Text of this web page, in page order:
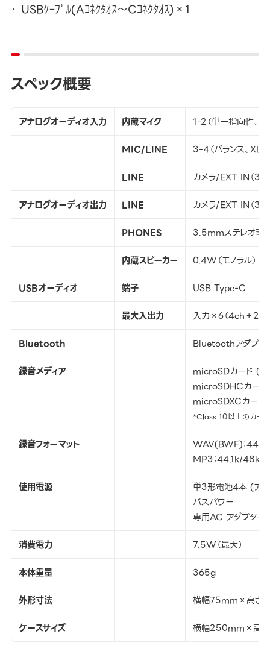
USBｹｰﾌﾞﾙ(Aｺﾈｸﾀｵｽ～Cｺﾈｸﾀｵｽ)×1
スペック概要
アナログオーディオ入力 内蔵マイク
1-2（単一指向性、ス
MIC/LINE
3-4（バランス、XLR
LINE
カメラ/EXT IN（
アナログオーディオ出力
LINE
カメラ/EXT IN（
PHONES
3.5mmステレオミ
内蔵スピーカー
0.4W（モノラル）
USBオーディオ 端子
USB Type-C
最大入出力
入力×6（4ch＋
Bluetooth
Bluetoothアダプタ
録音メディア
microSDカード
microSDHCカー
microSDXCカー
*Class 10以上のカー
録音フォーマット
WAV(BWF)：
MP3：44.1k/
使用電源
単3形電池4本 (アル
バスパワー
専用AC アダプタ
消費電力
7.5W（最大）
本体重量
365g
外形寸法
横幅75mm×高さ
ケースサイズ
横幅250mm×高